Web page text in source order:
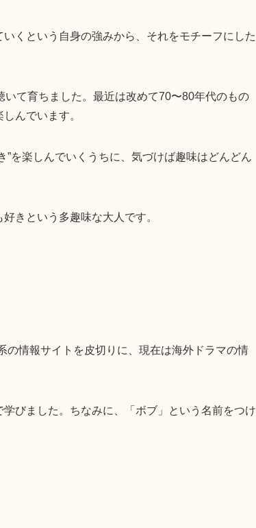
くという自身の強みから、それをモチーフにした
て育ちました。最近は改めて70〜80年代のもの
んでいます。
を楽しんでいくうちに、気づけば趣味はどんどん
きという多趣味な大人です。
情報サイトを皮切りに、現在は海外ドラマの情
びました。ちなみに、「ボブ」という名前をつけ